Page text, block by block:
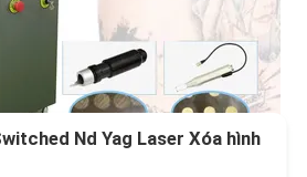
Nd Yag Laser Xóa hình